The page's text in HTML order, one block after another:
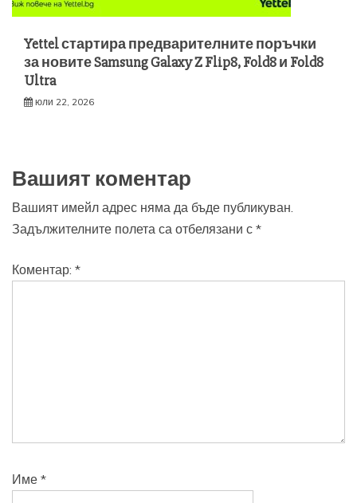
Yettel стартира предварителните поръчки
за новите Samsung Galaxy Z Flip8, Fold8 и Fold8
Ultra
юли 22, 2026
Вашият коментар
Вашият имейл адрес няма да бъде публикуван.
Задължителните полета са отбелязани с *
Коментар: *
Име *